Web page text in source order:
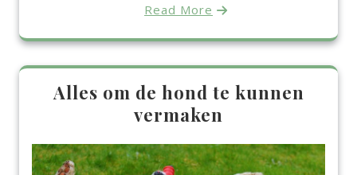
Read More
Alles om de hond te kunnen
vermaken